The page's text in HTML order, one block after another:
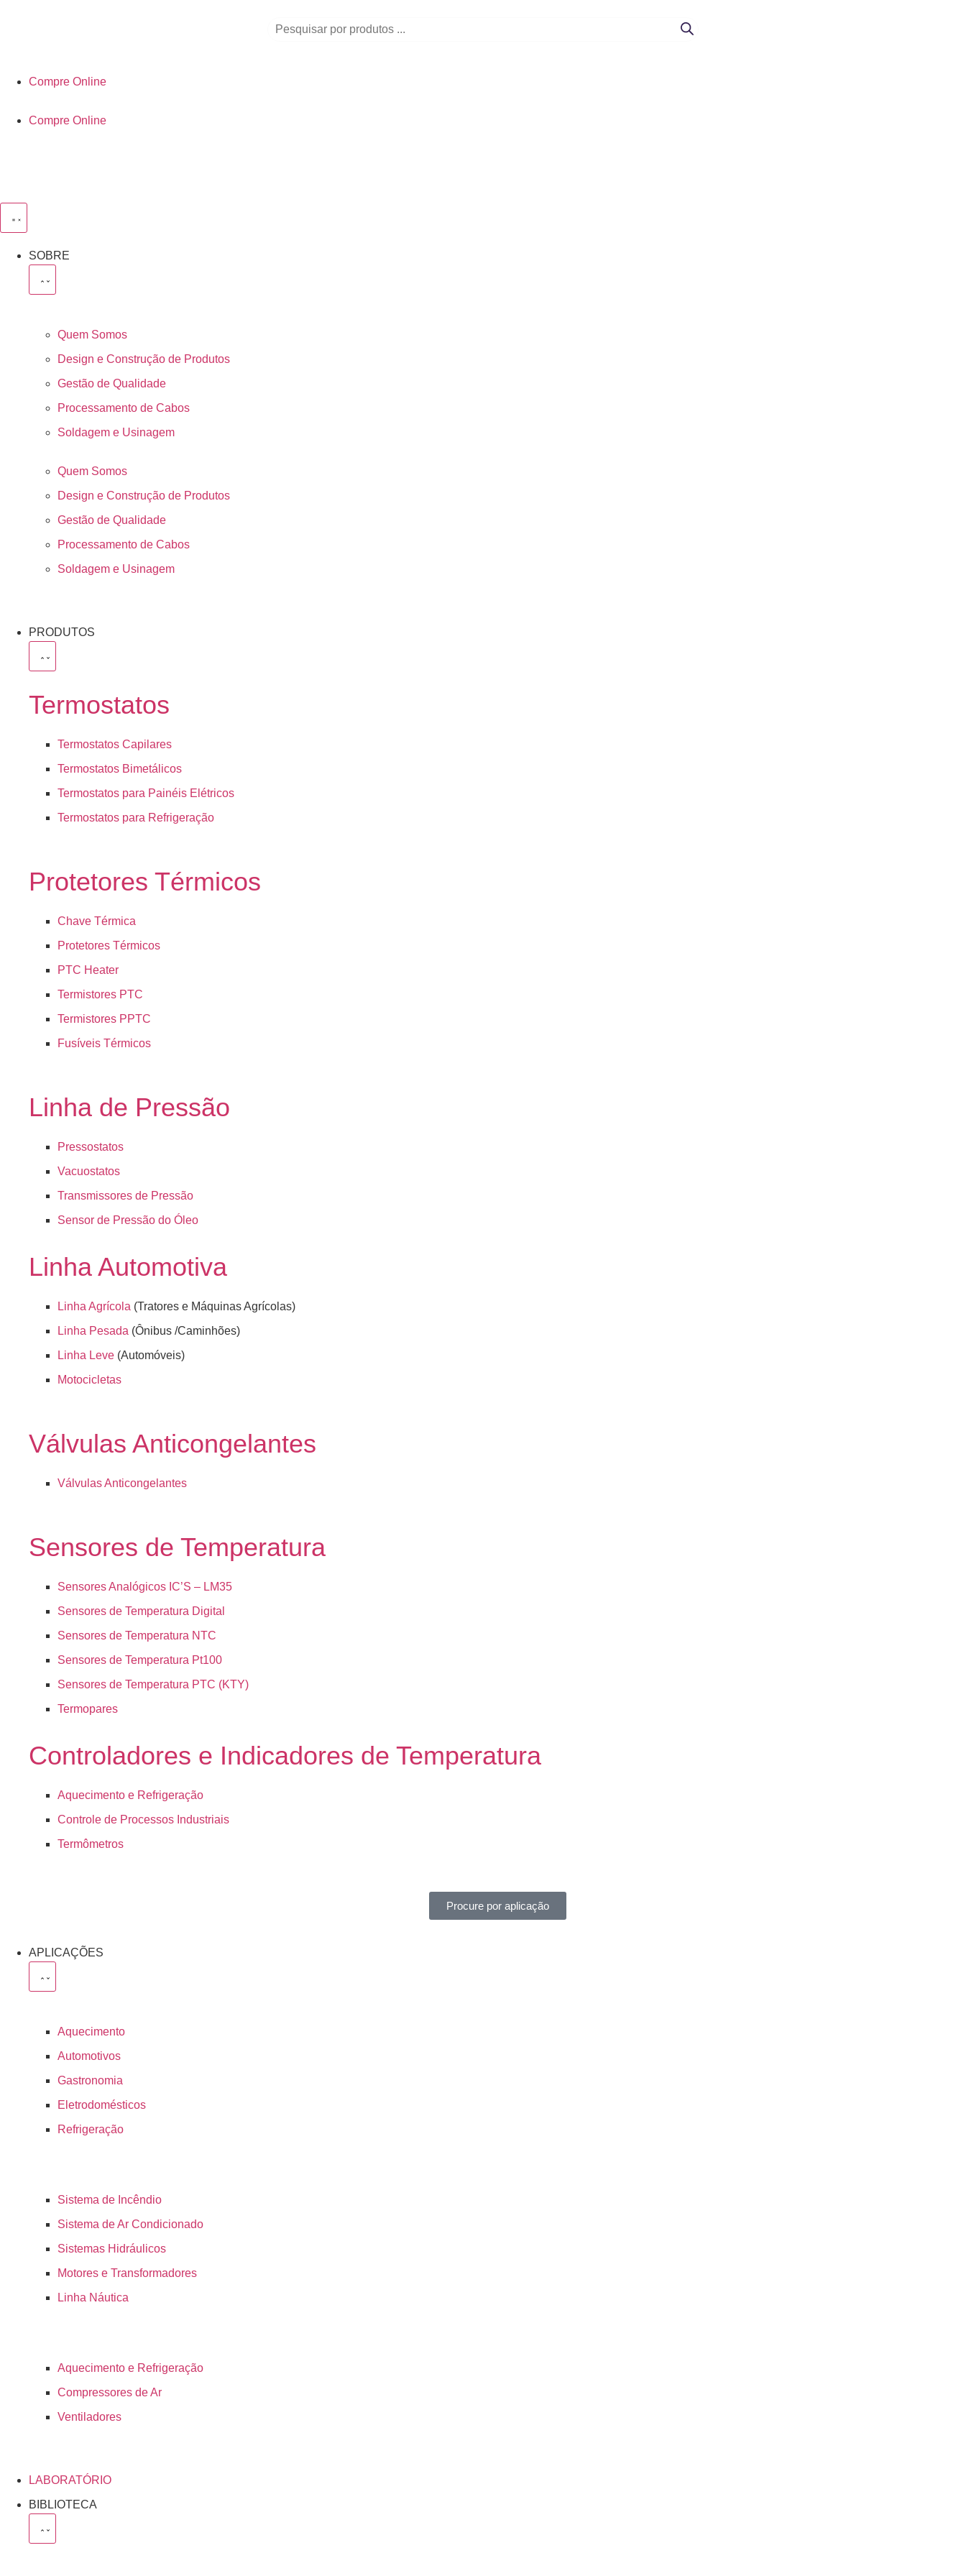
Compre Online
Compre Online
SOBRE
Quem Somos
Design e Construção de Produtos
Gestão de Qualidade
Processamento de Cabos
Soldagem e Usinagem
Quem Somos
Design e Construção de Produtos
Gestão de Qualidade
Processamento de Cabos
Soldagem e Usinagem
PRODUTOS
Termostatos
Termostatos Capilares
Termostatos Bimetálicos
Termostatos para Painéis Elétricos
Termostatos para Refrigeração
Protetores Térmicos
Chave Térmica
Protetores Térmicos
PTC Heater
Termistores PTC
Termistores PPTC
Fusíveis Térmicos
Linha de Pressão
Pressostatos
Vacuostatos
Transmissores de Pressão
Sensor de Pressão do Óleo
Linha Automotiva
Linha Agrícola (Tratores e Máquinas Agrícolas)
Linha Pesada (Ônibus /Caminhões)
Linha Leve (Automóveis)
Motocicletas
Válvulas Anticongelantes
Válvulas Anticongelantes
Sensores de Temperatura
Sensores Analógicos IC’S – LM35
Sensores de Temperatura Digital
Sensores de Temperatura NTC
Sensores de Temperatura Pt100
Sensores de Temperatura PTC (KTY)
Termopares
Controladores e Indicadores de Temperatura
Aquecimento e Refrigeração
Controle de Processos Industriais
Termômetros
Procure por aplicação
APLICAÇÕES
Aquecimento
Automotivos
Gastronomia
Eletrodomésticos
Refrigeração
Sistema de Incêndio
Sistema de Ar Condicionado
Sistemas Hidráulicos
Motores e Transformadores
Linha Náutica
Aquecimento e Refrigeração
Compressores de Ar
Ventiladores
LABORATÓRIO
BIBLIOTECA